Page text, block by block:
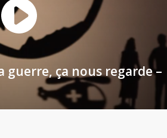
guerre, ça nous regarde –